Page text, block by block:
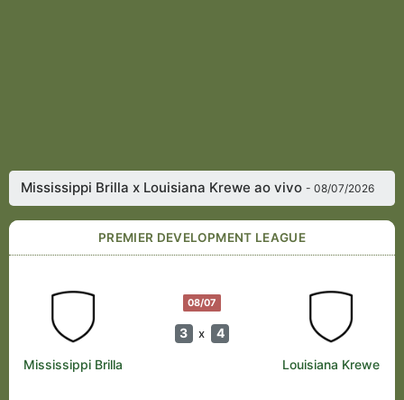
Mississippi Brilla x Louisiana Krewe ao vivo- 08/07/2026
PREMIER DEVELOPMENT LEAGUE
08/07
3 x 4
Mississippi Brilla Louisiana Krewe